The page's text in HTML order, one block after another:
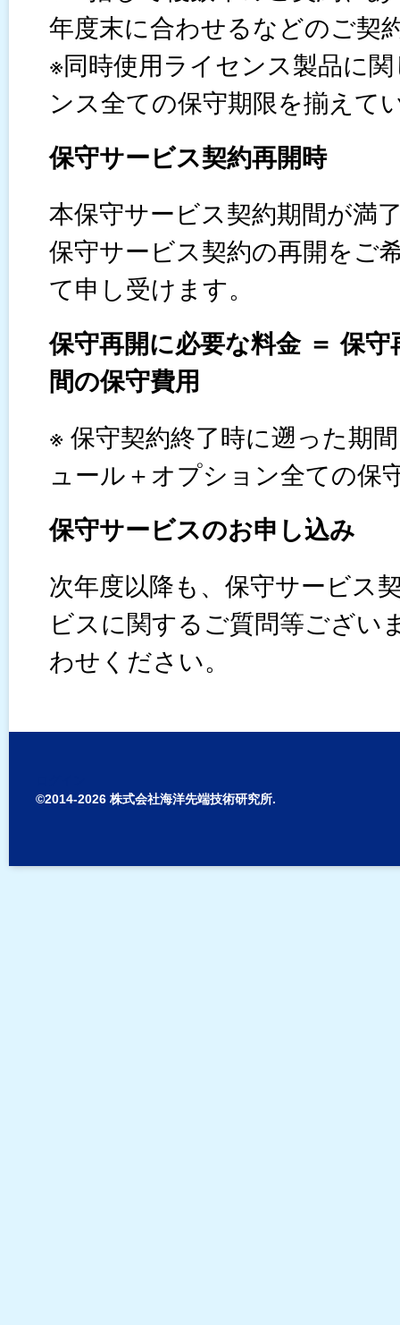
年度末に合わせるなどのご契
※同時使用ライセンス製品に
ンス全ての保守期限を揃えて
保守サービス契約再開時
本保守サービス契約期間が満
保守サービス契約の再開をご
て申し受けます。
保守再開に必要な料金 ＝ 保
間の保守費用
※ 保守契約終了時に遡った期
ュール＋オプション全ての保
保守サービスのお申し込み
次年度以降も、保守サービス
ビスに関するご質問等ござい
わせください。
©2014-2026 株式会社海洋先端技術研究所.